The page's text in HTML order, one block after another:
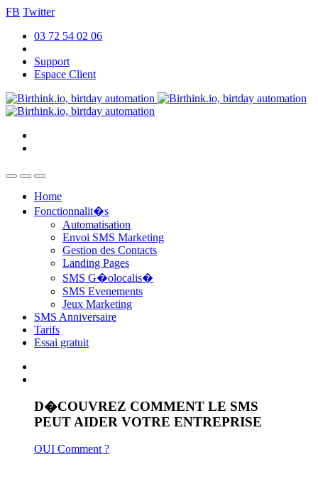
FB Twitter
03 72 54 02 06
Support
Espace Client
Home
Fonctionnalit�s
Automatisation
Envoi SMS Marketing
Gestion des Contacts
Landing Pages
SMS G�olocalis�
SMS Evenements
Jeux Marketing
SMS Anniversaire
Tarifs
Essai gratuit
D�COUVREZ COMMENT LE SMS
PEUT AIDER VOTRE ENTREPRISE
OUI Comment ?